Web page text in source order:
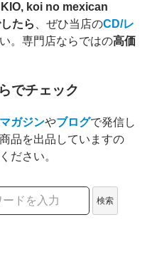
koi no mexican
たら 、ぜひ当店のCD/レ
。専門店ならではの高価
でチェック
ガジンやブログで発信し
品を出品していますの
ださい。
検索